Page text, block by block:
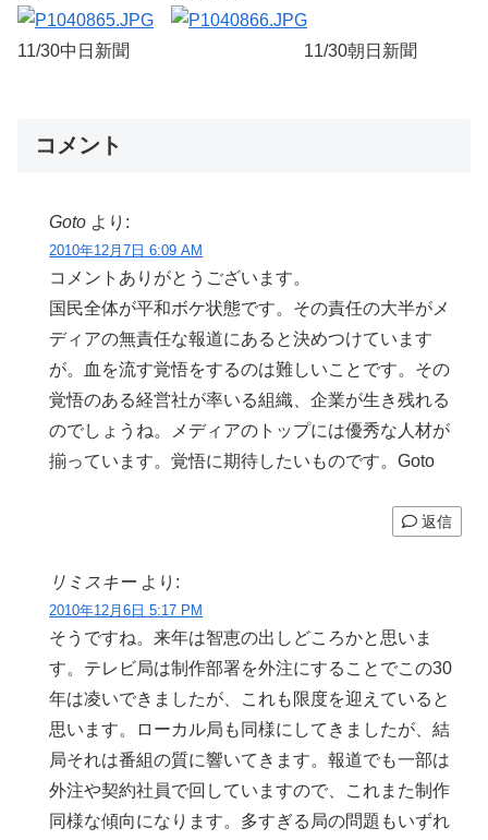
11/30中日新聞 11/30朝日新聞
コメント
Goto より:
2010年12月7日 6:09 AM
コメントありがとうございます。
国民全体が平和ボケ状態です。その責任の大半がメ
ディアの無責任な報道にあると決めつけています
が。血を流す覚悟をするのは難しいことです。その
覚悟のある経営社が率いる組織、企業が生き残れる
のでしょうね。メディアのトップには優秀な人材が
揃っています。覚悟に期待したいものです。Goto
返信
リミスキー より:
2010年12月6日 5:17 PM
そうですね。来年は智恵の出しどころかと思いま
す。テレビ局は制作部署を外注にすることでこの30
年は凌いできましたが、これも限度を迎えていると
思います。ローカル局も同様にしてきましたが、結
局それは番組の質に響いてきます。報道でも一部は
外注や契約社員で回していますので、これまた制作
同様な傾向になります。多すぎる局の問題もいずれ